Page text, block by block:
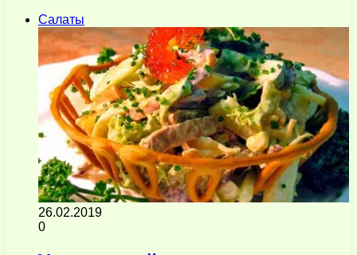
Салаты
26.02.2019
0